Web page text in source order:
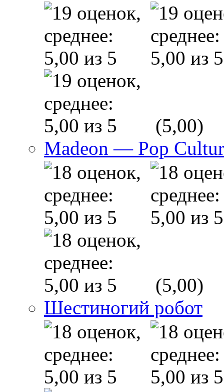
(5,00)
Madeon — Pop
(5,00)
Шестиногий робот